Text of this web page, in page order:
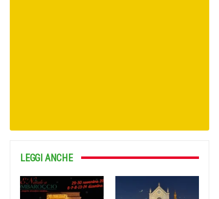
LEGGI ANCHE